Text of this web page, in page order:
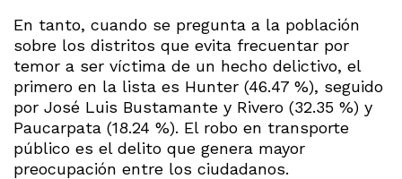
En tanto, cuando se pregunta a la población
sobre los distritos que evita frecuentar por
temor a ser víctima de un hecho delictivo, el
primero en la lista es Hunter (46.47 %), seguido
por José Luis Bustamante y Rivero (32.35 %) y
Paucarpata (18.24 %). El robo en transporte
público es el delito que genera mayor
preocupación entre los ciudadanos.